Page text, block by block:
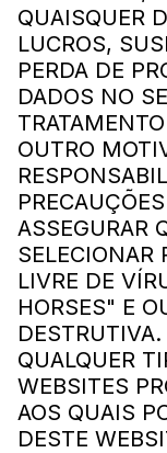
QUAISQUER
LUCROS,
PERDA DE
DADOS NO
OUTRO
ASSEGURAR
SELECIONAR
LIVRE DE
HORSES" E
QUALQUER
WEBSITES
AOS QUAIS
DESTE